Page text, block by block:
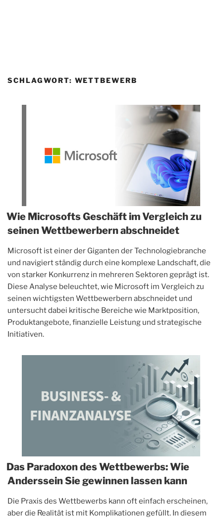
SCHLAGWORT: WETTBEWERB
Wie Microsofts Geschäft im Vergleich zu
seinen Wettbewerbern abschneidet
Microsoft ist einer der Giganten der Technologiebranche
und navigiert ständig durch eine komplexe Landschaft, die
von starker Konkurrenz in mehreren Sektoren geprägt ist.
Diese Analyse beleuchtet, wie Microsoft im Vergleich zu
seinen wichtigsten Wettbewerbern abschneidet und
untersucht dabei kritische Bereiche wie Marktposition,
Produktangebote, finanzielle Leistung und strategische
Initiativen.
Das Paradoxon des Wettbewerbs: Wie
Anderssein Sie gewinnen lassen kann
Die Praxis des Wettbewerbs kann oft einfach erscheinen,
aber die Realität ist mit Komplikationen gefüllt. In diesem